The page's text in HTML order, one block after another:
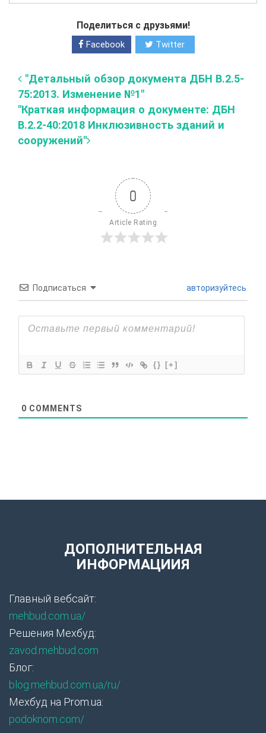
Поделиться с друзьями!
Facebook Twitter
"Детальный обзор документа ДБН В.2.5-
75:2013. Изменение №1"
"Краткая информация о документе: ДБН
В.2.2-40:2018 Инклюзивность зданий и
сооружений"
0
Article Rating
Подписаться авторизуйтесь
{} [+]
0 COMMENTS
ДОПОЛНИТЕЛЬНАЯ
ИНФОРМАЦИИЯ
Главный вебсайт:
mehbud.com.ua/
Решения Мехбуд:
zavod.mehbud.com
Блог:
blog.mehbud.com.ua/ru/
Мехбуд на Prom.ua:
podoknom.com/